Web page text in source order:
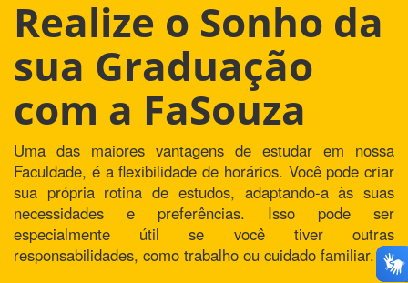
Realize o Sonho da
sua Graduação
com a FaSouza
Uma das maiores vantagens de estudar em nossa
Faculdade, é a flexibilidade de horários. Você pode criar
sua própria rotina de estudos, adaptando-a às suas
necessidades e preferências. Isso pode ser
especialmente útil se você tiver outras
responsabilidades, como trabalho ou cuidado familiar.